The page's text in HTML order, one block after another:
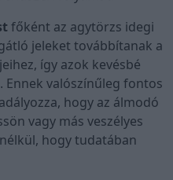
főként az agytörzs idegi
jeleket továbbítanak a
így azok kevésbé
Ennek valószínűleg fontos
hogy az álmodó
vagy más veszélyes
hogy tudatában